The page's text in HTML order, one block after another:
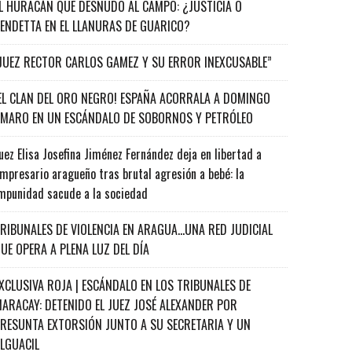
HURACÁN QUE DESNUDÓ AL CAMPO: ¿JUSTICIA O
EN EL LLANURAS DE GUARICO?
RECTOR CARLOS GAMEZ Y SU ERROR INEXCUSABLE”
CLAN DEL ORO NEGRO! ESPAÑA ACORRALA A DOMINGO
EN UN ESCÁNDALO DE SOBORNOS Y PETRÓLEO
Elisa Josefina Jiménez Fernández deja en libertad a
aragueño tras brutal agresión a bebé: la
sacude a la sociedad
DE VIOLENCIA EN ARAGUA…UNA RED JUDICIAL
OPERA A PLENA LUZ DEL DÍA
ROJA | ESCÁNDALO EN LOS TRIBUNALES DE
DETENIDO EL JUEZ JOSÉ ALEXANDER POR
EXTORSIÓN JUNTO A SU SECRETARIA Y UN